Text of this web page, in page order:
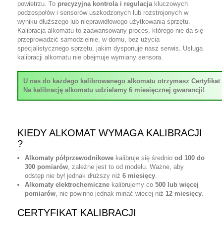
powietrzu. To precyzyjna kontrola i regulacja kluczowych
podzespołów i sensorów uszkodzonych lub rozstrojonych w
wyniku dłuższego lub nieprawidłowego użytkowania sprzętu.
Kalibracja alkomatu to zaawansowany proces, którego nie da się
przeprowadzić samodzielnie, w domu, bez użycia
specjalistycznego sprzętu, jakim dysponuje nasz serwis. Usługa
kalibracji alkomatu nie obejmuje wymiany sensora.
U nas do każdego kalibrowanego alkomatu otrzymasz
Na kalibrację alkomatu udzielamy 6 miesięcznej gwarancji!
KIEDY ALKOMAT WYMAGA KALIBRACJI
?
Alkomaty półprzewodnikowe kalibruje się średnio od 100 do
300 pomiarów , zależne jest to od modelu. Ważne, aby
odstęp nie był jednak dłuższy niż 6 miesięcy
Alkomaty elektrochemiczne kalibrujemy co 500 lub więcej
pomiarów , nie powinno jednak minąć więcej niż 12 miesięcy
CERTYFIKAT KALIBRACJI